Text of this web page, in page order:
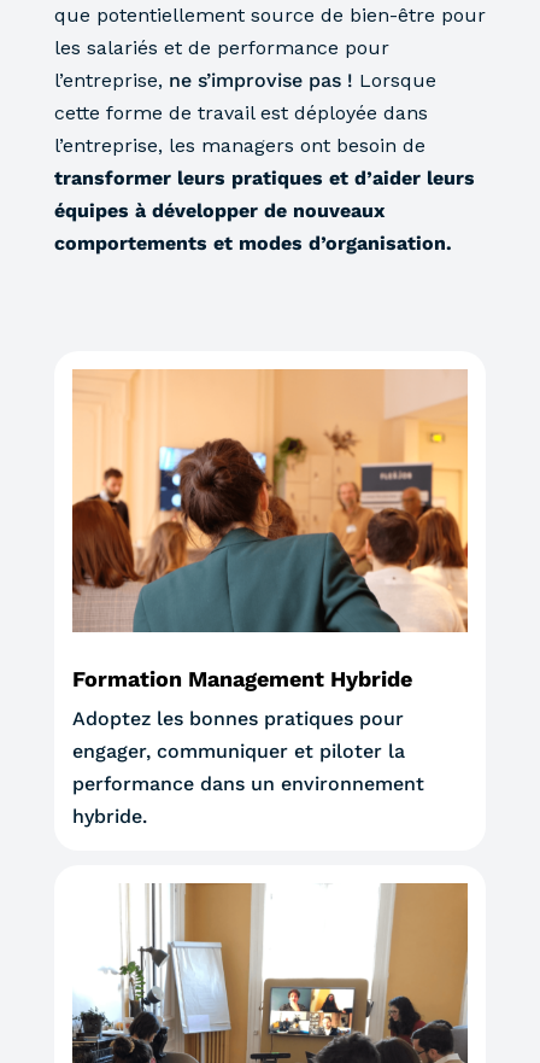
que potentiellement source de bien-être pour
les salariés et de performance pour
l’entreprise, ne s’improvise pas ! Lorsque
cette forme de travail est déployée dans
l’entreprise, les managers ont besoin de
transformer leurs pratiques et d’aider leurs
équipes à développer de nouveaux
comportements et modes d’organisation.
Formation Management Hybride
Adoptez les bonnes pratiques pour
engager, communiquer et piloter la
performance dans un environnement
hybride.